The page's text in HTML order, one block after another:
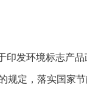
印发环境标志产
规定，落实国家节